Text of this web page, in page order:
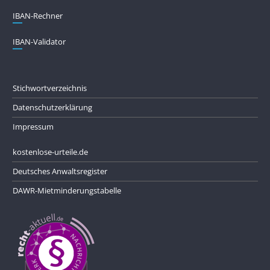
IBAN-Rechner
IBAN-Validator
Stichwortverzeichnis
Datenschutzerklärung
Impressum
kostenlose-urteile.de
Deutsches Anwaltsregister
DAWR-Mietminderungstabelle